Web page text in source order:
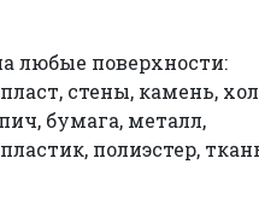
любые поверхности:
стены, камень,
бумага, металл,
полиэстер,